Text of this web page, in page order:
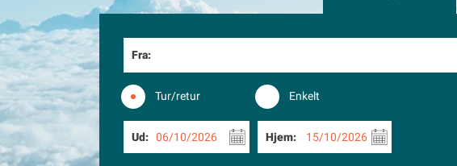
Fra:
Tur/retur Enkelt
Ud: 06/10/2026 Hjem: 15/10/2026